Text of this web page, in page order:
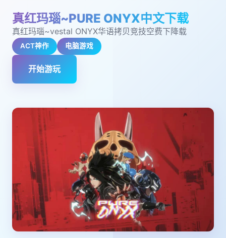
真红玛瑙~PURE ONYX中文下载
真红玛瑙~vestal ONYX华语拷贝竞技空费下降载
ACT神作 电脑游戏
开始游玩